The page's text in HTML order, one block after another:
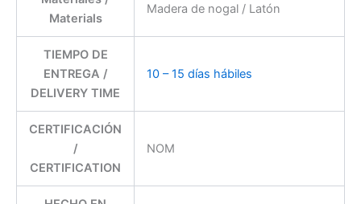
Materials
Madera de nogal / Latón
TIEMPO DE
ENTREGA /
DELIVERY TIME
10 – 15 días hábiles
CERTIFICACIÓN
/
CERTIFICATION
NOM